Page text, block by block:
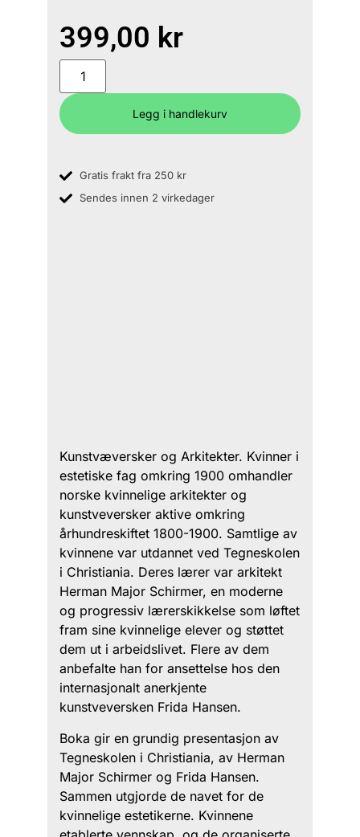
399,00 kr
Legg i handlekurv
Gratis frakt fra 250 kr
Sendes innen 2 virkedager
Kunstvæversker og Arkitekter. Kvinner i
estetiske fag omkring 1900 omhandler
norske kvinnelige arkitekter og
kunstveversker aktive omkring
århundreskiftet 1800-1900. Samtlige av
kvinnene var utdannet ved Tegneskolen
i Christiania. Deres lærer var arkitekt
Herman Major Schirmer, en moderne
og progressiv lærerskikkelse som løftet
fram sine kvinnelige elever og støttet
dem ut i arbeidslivet. Flere av dem
anbefalte han for ansettelse hos den
internasjonalt anerkjente
kunstveversken Frida Hansen.
Boka gir en grundig presentasjon av
Tegneskolen i Christiania, av Herman
Major Schirmer og Frida Hansen.
Sammen utgjorde de navet for de
kvinnelige estetikerne. Kvinnene